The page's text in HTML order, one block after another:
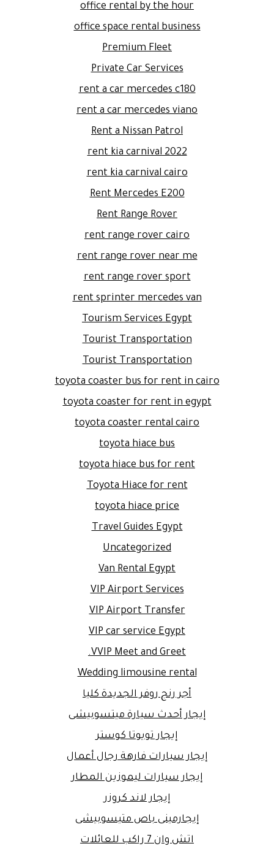
office rental by the hour
office space rental business
Premium Fleet
Private Car Services
rent a car mercedes c180
rent a car mercedes viano
Rent a Nissan Patrol
rent kia carnival 2022
rent kia carnival cairo
Rent Mercedes E200
Rent Range Rover
rent range rover cairo
rent range rover near me
rent range rover sport
rent sprinter mercedes van
Tourism Services Egypt
Tourist Transportation
Tourist Transportation
toyota coaster bus for rent in cairo
toyota coaster for rent in egypt
toyota coaster rental cairo
toyota hiace bus
toyota hiace bus for rent
Toyota Hiace for rent
toyota hiace price
Travel Guides Egypt
Uncategorized
Van Rental Egypt
VIP Airport Services
VIP Airport Transfer
VIP car service Egypt
VVIP Meet and Greet.
Wedding limousine rental
أجر رنج روفر الجديدة كليا
إيجار أحدث سيارة ميتسوبيشى
إيجار تويوتا كوستر
إيجار سيارات فارهة رجال أعمال
إيجار سيارات ليموزين المطار
إيجار لاند كروزر
إيجارمينى باص متيسوبيشى
اتش وان 7 راكب للعائلات